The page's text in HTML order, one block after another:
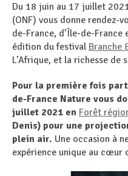
Du 18 juin au 17 juillet
(ONF) vous donne rendez-
de-France, d’Île-de-
édition du festival Branche
L’Afrique, et la richesse de
Pour la première fois
de-France Nature vous
juillet 2021 en Forêt
Denis) pour une
plein air. Une occasion à
expérience unique au cœur